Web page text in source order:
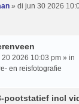
» di jun 30 2026
20 2026 10:03 pm » in
en reisfotografie
pootstatief incl